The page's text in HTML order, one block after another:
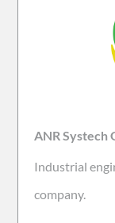
ANR Systech
Industrial
company.